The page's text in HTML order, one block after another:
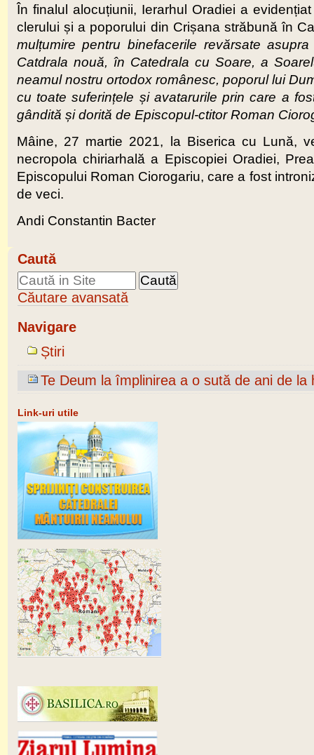
În finalul alocuțiunii, Ierarhul Oradiei a
clerului și a poporului din Crișana străbună în
mulțumire pentru binefacerile revărsate
Catdrala nouă, în Catedrala cu Soare, a
neamul nostru ortodox românesc, poporul lui
cu toate suferințele și avatarurile prin care a
gândită și dorită de Episcopul-ctitor Roman
Mâine, 27 martie 2021, la Biserica cu Lună,
necropola chiriarhală a Episcopiei Oradiei,
Episcopului Roman Ciorogariu, care a fost
de veci.
Andi Constantin Bacter
Caută
Căutare avansată
Navigare
Știri
Te Deum la împlinirea a o sută de ani de
Link-uri utile